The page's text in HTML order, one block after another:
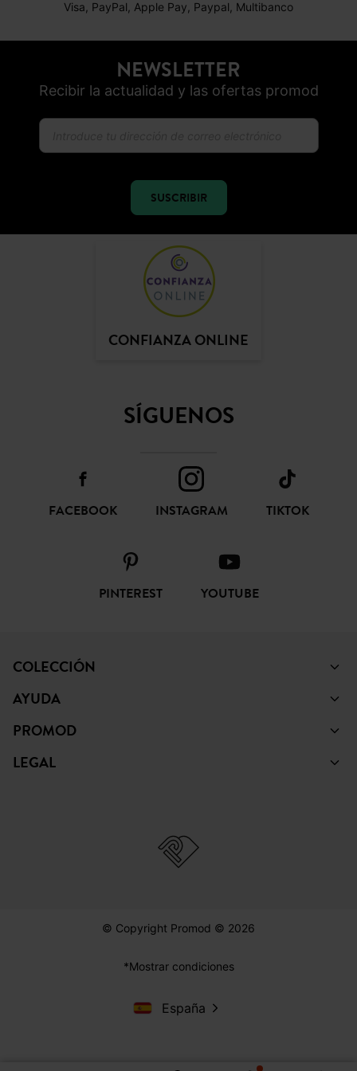
Visa, PayPal, Apple Pay, Paypal, Multibanco
NEWSLETTER
Recibir la actualidad y las ofertas promod
SUSCRIBIR
CONFIANZA ONLINE
SÍGUENOS
FACEBOOK INSTAGRAM TIKTOK
PINTEREST YOUTUBE
COLECCIÓN
AYUDA
PROMOD
LEGAL
© Copyright Promod © 2026
*Mostrar condiciones
España